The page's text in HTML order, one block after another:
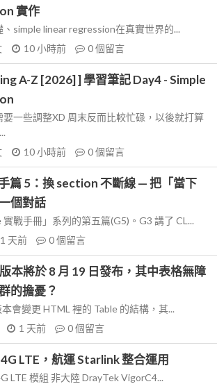
實作
simple linear regression在真實世界的...
10 小時前 0個留言
A-Z [2026] ] 學習筆記 Day4 - Simple
一些調整XD 周末反而比較忙碌，以後就打算
10 小時前 0個留言
篇 5：換 section 不斷線 — 把「當下
個對話
戰手冊」系列的第五篇(G5)。G3 講了 CL...
1 天前 0個留言
本將於 8 月 19 日發布，其中表格無障
的擔憂？
會變更 HTML 裡的 Table 的結構，其...
1 天前 0個留言
LTE，航運 Starlink 整合運用
LTE 模組 非大陸 DrayTek VigorC4...